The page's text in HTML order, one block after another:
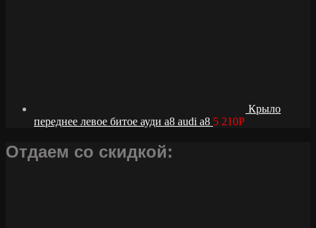
Крыло
переднее левое битое ауди а8 audi a8 5 210Р
Отдаем со скидкой: